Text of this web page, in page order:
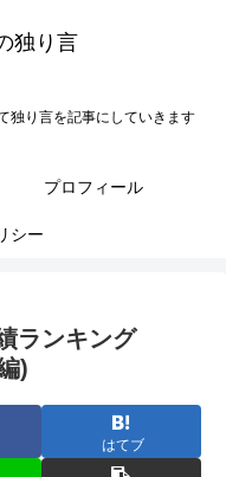
独り言
独り言を記事にしていきます
プロフィール
シー
ランキング
)
はてブ